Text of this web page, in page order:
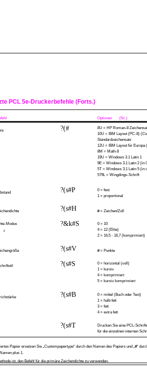
?(#
8U = HP Roman-8
10U = IBM Layout (PC-8)
Standardzeichensatz
12U = IBM Layout für Europa
8M = Math-8
19U = Windows 3.1 Latin 1
9E = Windows 3.1 Latin 2 (in
5T = Windows 3.1 Latin 5 (in
579L = Wingdings-Schrift
?(s#P
0 = fest
1 = proportional
?(s#H # = Zeichen/Zoll
Modus
2
?&k#S
0 = 10
4 = 12 (Elite)
2 = 16,5 - 16,7 (komprimiert)
?(s#V # = Punkte
?(s#S
0 = horizontal (voll)
1 = kursiv
4 = komprimiert
5 = kursiv komprimiert
?(s#B
0 = mittel (Buch oder Text)
1 = halb fett
3 = fett
4 = extra fett
?(s#T
Drucken Sie eine PCL-
für die einzelnen internen
Papier ersetzen Sie „Custompapertype“ durch den Namen des Papiers und „#“
plus 1.
ist, den Befehl für die primäre Zeichendichte zu verwenden.
PCL 5e-Druckerbefehle (Forts.)
Optionen (Nr.)